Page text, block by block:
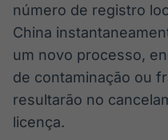
número de registro
China
um novo processo,
de contaminação ou
resultarão no
licença.